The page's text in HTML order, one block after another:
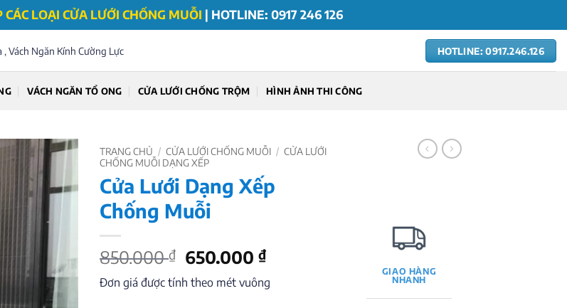
LOẠI CỬA LƯỚI CHỐNG MUỖI | HOTLINE: 0917 246 126
Vách Ngăn Kính Cường Lực HOTLINE: 0917.246.126
VÁCH NGĂN TỔ ONG CỬA LƯỚI CHỐNG TRỘM HÌNH ẢNH THI CÔNG
TRANG CHỦ / CỬA LƯỚI CHỐNG MUỖI / CỬA LƯỚI
CHỐNG MUỖI DẠNG XẾP
Cửa Lưới Dạng Xếp
Chống Muỗi
850.000₫
Giá
gốc
là:
650.000₫Giá
tại
Đơn giá được tính theo mét vuông
GIAO HÀNG
NHANH